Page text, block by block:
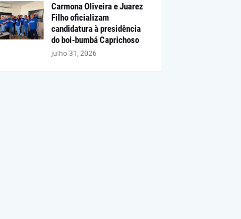
Carmona Oliveira e Juarez
Filho oficializam
candidatura à presidência
do boi-bumbá Caprichoso
julho 31, 2026